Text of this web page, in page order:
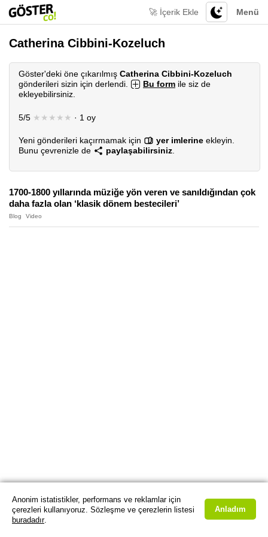
Menü
🚀 İçerik Ekle
Catherina Cibbini-Kozeluch
Göster'deki öne çıkarılmış Catherina Cibbini-Kozeluch
gönderileri sizin için derlendi.
Bu form ile siz de
ekleyebilirsiniz.
5/5 ★★★★★ · 1 oy
Yeni gönderileri kaçırmamak için yer imlerine ekleyin.
Bunu çevrenizle de
paylaşabilirsiniz
1700-1800 yıllarında müziğe yön veren ve sanıldığından çok
daha fazla olan ‘klasik dönem bestecileri’
Blog Video
Anonim istatistikler, performans ve reklamlar için
çerezleri kullanıyoruz. Sözleşme ve çerezlerin listesi
buradadır.
Anladım